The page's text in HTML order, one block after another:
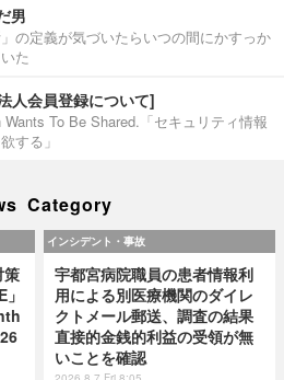
男
の定義が気づいたらいつの間にかすっか
た
人会員登録について]
To Be Shared.「セキュリティ情報
する」
Category
策
インシデント・事故
宇都宮病院職員の患者情報利
用による別医療機関のダイレ
クトメール郵送、調査の結果
直接的金銭的利益の受領が無
いことを確認